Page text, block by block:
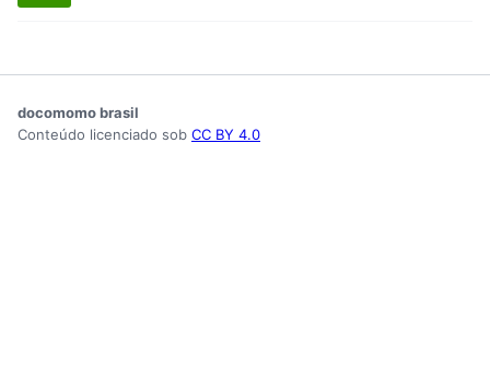
docomomo brasil
Conteúdo licenciado sob CC BY 4.0